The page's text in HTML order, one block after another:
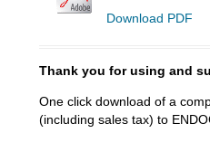
Download PDF
Thank you for using and
One click download of a
(including sales tax) to